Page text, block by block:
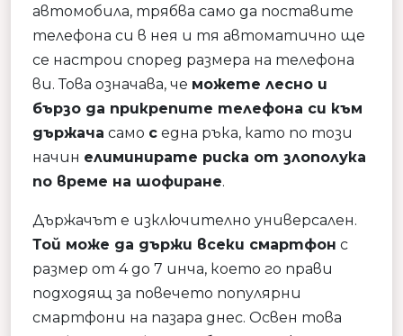
автомобила, трябва само да поставите
телефона си в нея и тя автоматично ще
се настрои според размера на телефона
ви. Това означава, че можете лесно и
бързо да прикрепите телефона си към
държача само с една ръка, като по този
начин елиминирате риска от злополука
по време на шофиране.
Държачът е изключително универсален.
Той може да държи всеки смартфон с
размер от 4 до 7 инча, което го прави
подходящ за повечето популярни
смартфони на пазара днес. Освен това